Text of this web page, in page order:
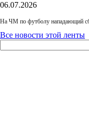
06.07.2026
На ЧМ по футболу нападающий
Все новости этой ленты